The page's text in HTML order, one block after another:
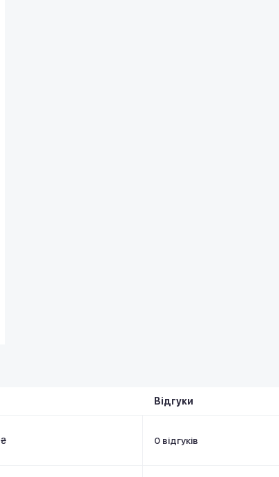
Відгуки
0 відгуків